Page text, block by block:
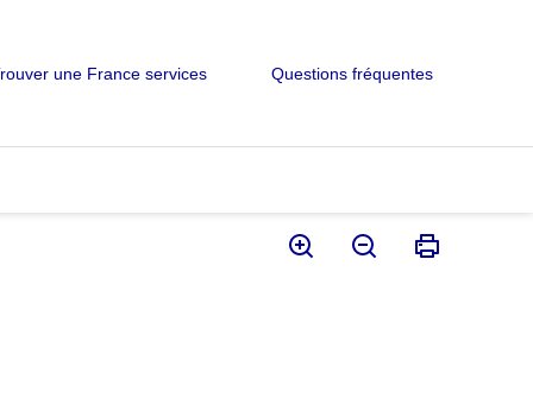
une France services Questions fréquentes